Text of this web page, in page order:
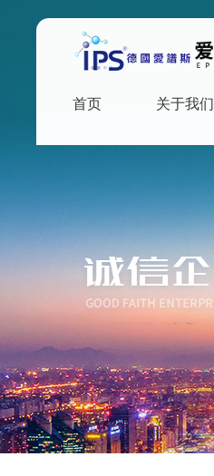
首页 关于我们